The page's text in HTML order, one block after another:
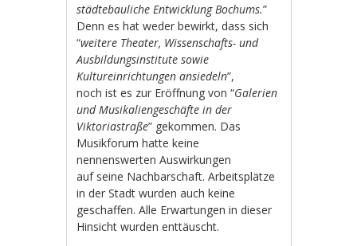
städtebauliche Entwicklung Bochums.”
Denn es hat weder bewirkt, dass sich
“weitere Theater, Wissenschafts- und
Ausbildungsinstitute sowie
Kultureinrichtungen ansiedeln”,
noch ist es zur Eröffnung von “Galerien
und Musikaliengeschäfte in der
Viktoriastraße” gekommen. Das
Musikforum hatte keine
nennenswerten Auswirkungen
auf seine Nachbarschaft. Arbeitsplätze
in der Stadt wurden auch keine
geschaffen. Alle Erwartungen in dieser
Hinsicht wurden enttäuscht.